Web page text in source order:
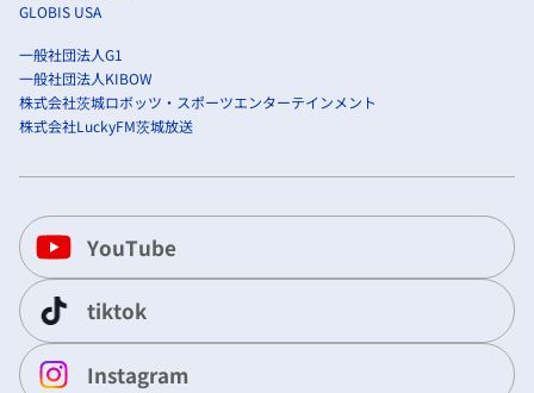
GLOBIS USA
一般社団法人G1
一般社団法人KIBOW
株式会社茨城ロボッツ・スポーツエンターテインメント
株式会社LuckyFM茨城放送
YouTube
tiktok
Instagram